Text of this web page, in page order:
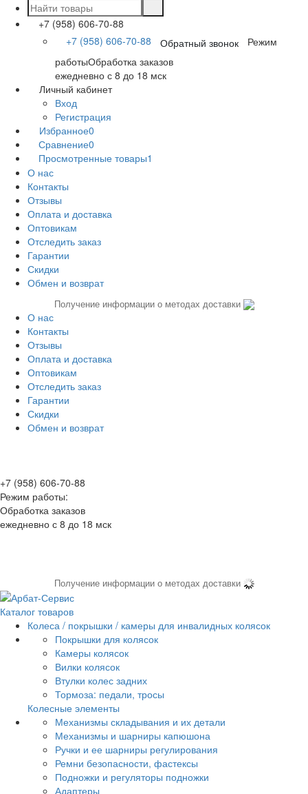
+7 (958) 606-70-88
+7 (958) 606-70-88
Обратный звонок
Режим
работыОбработка заказов
ежедневно с 8 до 18 мск
Личный кабинет
Вход
Регистрация
Избранное0
Сравнение0
Просмотренные товары1
О нас
Контакты
Отзывы
Оплата и доставка
Оптовикам
Отследить заказ
Гарантии
Скидки
Обмен и возврат
Получение информации о методах доставки
О нас
Контакты
Отзывы
Оплата и доставка
Оптовикам
Отследить заказ
Гарантии
Скидки
Обмен и возврат
+7 (958) 606-70-88
Режим работы:
Обработка заказов
ежедневно с 8 до 18 мск
Получение информации о методах доставки
Каталог товаров
Колеса / покрышки / камеры для инвалидных колясок
Покрышки для колясок
Камеры колясок
Вилки колясок
Втулки колес задних
Тормоза: педали, тросы
Колесные элементы
Механизмы складывания и их детали
Механизмы и шарниры капюшона
Ручки и ее шарниры регулирования
Ремни безопасности, фастексы
Подножки и регуляторы подножки
Адаптеры